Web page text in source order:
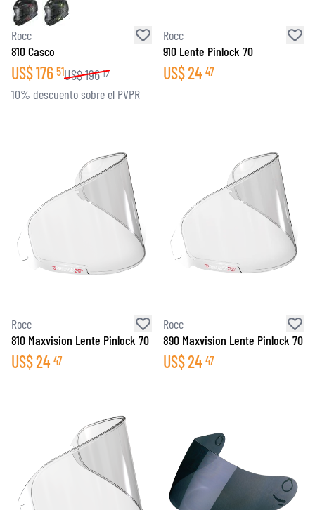
Rocc
810 Casco
US$176 51US$196 12
10% descuento sobre el PVPR
Rocc
910 Lente Pinlock 70
US$24 47
Rocc
810 Maxvision Lente Pinlock 70
US$24 47
Rocc
890 Maxvision Lente Pinlock 70
US$24 47